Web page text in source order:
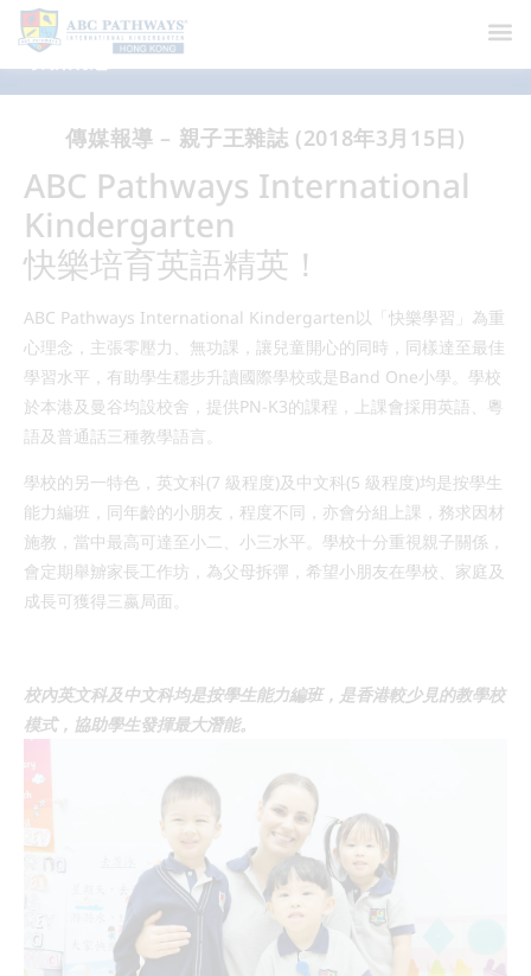
最新消息
傳媒報導 – 親子王雜誌 (2018年3月15日)
ABC Pathways International
Kindergarten
快樂培育英語精英！
ABC Pathways International Kindergarten以「快樂學習」為重
心理念，主張零壓力、無功課，讓兒童開心的同時，同樣達至最佳
學習水平，有助學生穩步升讀國際學校或是Band One小學。學校
於本港及曼谷均設校舍，提供PN-K3的課程，上課會採用英語、粵
語及普通話三種教學語言。
學校的另一特色，英文科(7 級程度)及中文科(5 級程度)均是按學生
能力編班，同年齡的小朋友，程度不同，亦會分組上課，務求因材
施教，當中最高可達至小二、小三水平。學校十分重視親子關係，
會定期舉辧家長工作坊，為父母拆彈，希望小朋友在學校、家庭及
成長可獲得三嬴局面。
校內英文科及中文科均是按學生能力編班，是香港較少見的教學校
模式，協助學生發揮最大潛能。